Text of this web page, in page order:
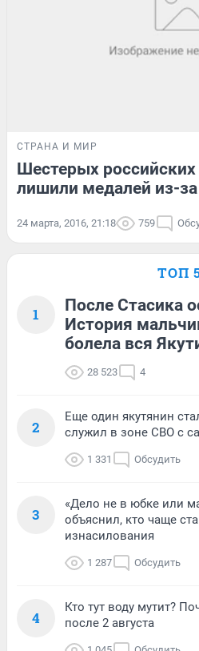
СТРАНА И МИР
Шестерых российских
лишили медалей из-
24 марта, 2016, 21:18 759
ТОП
1
После Стасика
История
болела вся
28 523 4
2
Еще один якутянин
служил в зоне СВО с
1 331 Обсудить
3
«Дело не в юбке или
объяснил, кто чаще
изнасилования
1 287 Обсудить
4
Кто тут воду мутит?
после 2 августа